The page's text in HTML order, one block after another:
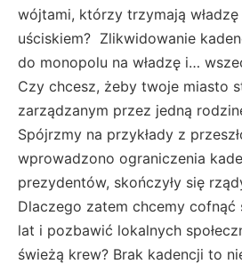
wójtami, którzy trzymają władzę
uściskiem? Zlikwidowanie
do monopolu na władzę i…
Czy chcesz, żeby twoje miasto
zarządzanym przez jedną
Spójrzmy na przykłady z
wprowadzono ograniczenia
prezydentów, skończyły się
Dlaczego zatem chcemy cofnąć
lat i pozbawić lokalnych
świeżą krew? Brak kadencji to